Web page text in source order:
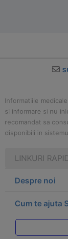
Informatiile
si informare si nu
recomandat sa
disponibili in
LINKURI
Despre noi
Cum te ajuta